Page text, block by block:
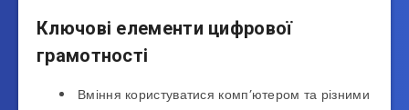
Ключові елементи цифрової
грамотності
Вміння користуватися комп’ютером та різними